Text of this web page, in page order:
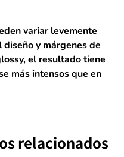
variar levemente
y márgenes de
el resultado tiene
más intensos que en
relacionados